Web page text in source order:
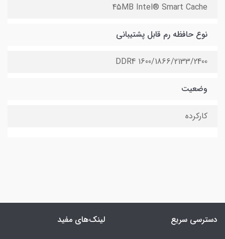
45MB Intel® Smart Cache
نوع حافظه رم قابل پشتیبانی
DDR4 1600/1866/2133/2400
وضعیت
کارکرده
دسترسی سریع لینک‌های مفید